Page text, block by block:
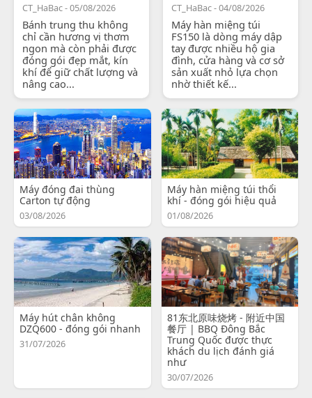
CT_HaBac - 05/08/2026
Bánh trung thu không
chỉ cần hương vị thơm
ngon mà còn phải được
đóng gói đẹp mắt, kín
khí để giữ chất lượng và
nâng cao...
CT_HaBac - 04/08/2026
Máy hàn miệng túi
FS150 là dòng máy dập
tay được nhiều hộ gia
đình, cửa hàng và cơ sở
sản xuất nhỏ lựa chọn
nhờ thiết kế...
Máy đóng đai thùng
Carton tự động
03/08/2026
Máy hàn miệng túi thổi
khí - đóng gói hiệu quả
01/08/2026
Máy hút chân không
DZQ600 - đóng gói nhanh
31/07/2026
81东北原味烧烤 - 附近中国
餐厅 | BBQ Đông Bắc
Trung Quốc được thực
khách du lịch đánh giá
như
30/07/2026